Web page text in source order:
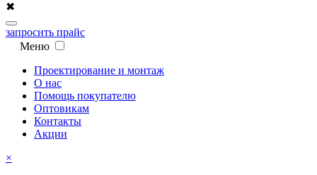
✖
запросить прайс
Меню
Проектирование и монтаж
О нас
Помощь покупателю
Оптовикам
Контакты
Акции
×